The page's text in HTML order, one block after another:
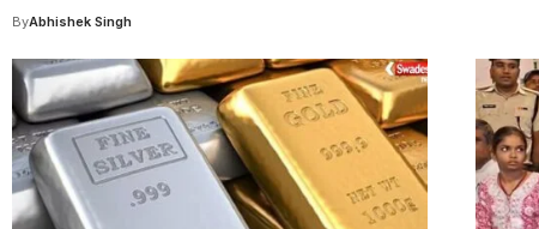
ByAbhishek Singh